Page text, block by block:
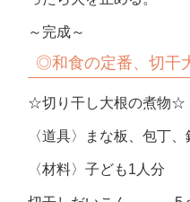
～完成～
◎和食の定番、切干
☆切り干し大根の煮物☆
〈道具〉まな板、包丁
〈材料〉子ども1人分